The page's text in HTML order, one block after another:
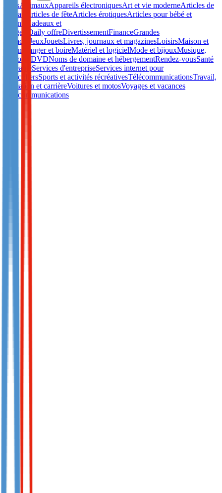
TousAnimauxAppareils électroniquesArt et vie moderneArticles de
bureau
Articles de fêteArticles érotiquesArticles pour bébé et
enfants
Cadeaux et
gadgets
Daily offreDivertissementFinanceGrandes
surfaces
JeuxJouetsLivres, journaux et magazinesLoisirsMaison et
jardin Manger et boireMatériel et logicielMode et bijouxMusique,
vidéo et DVDNoms de domaine et hébergementRendez-vousSanté
et beautéServices d'entrepriseServices internet pour
particuliersSports et activités récréativesTélécommunicationsTravail,
formation et carrièreVoitures et motosVoyages et vacances
Télécommunications